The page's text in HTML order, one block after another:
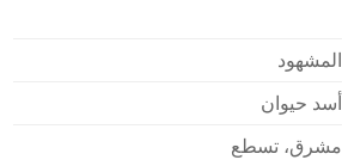
المشهود
أسد حيوان
مشرق، تسطع